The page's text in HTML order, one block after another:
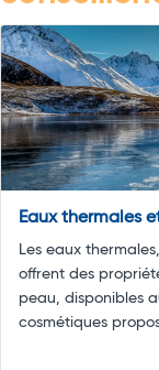
Eaux thermales
Les eaux
offrent des
peau, disponibles
cosmétiques